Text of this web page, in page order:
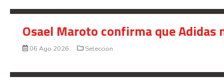
Osael Maroto confirma que Adidas
06 Ago 2026 Seleccion